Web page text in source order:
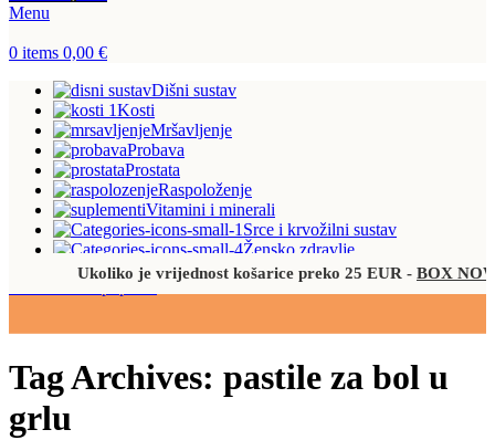
Menu
0 items 0,00 €
Dišni sustav
Kosti
Mršavljenje
Probava
Prostata
Raspoloženje
Vitamini i minerali
Srce i krvožilni sustav
Žensko zdravlje
Proizvodi na popustu
Ukoliko je vrijednost košarice preko 25 EUR -BOX NOW
Tag Archives: pastile za bol u
grlu